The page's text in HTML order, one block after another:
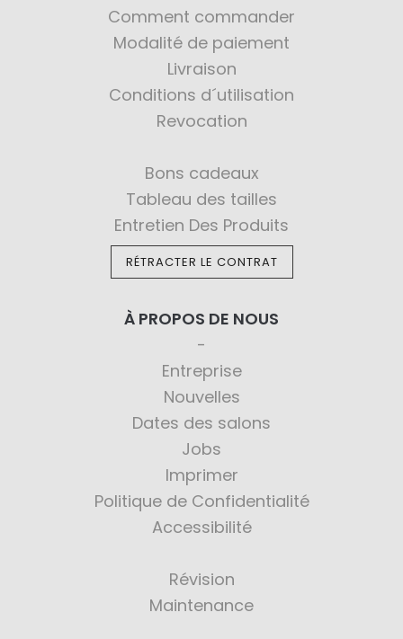
Comment commander
Modalité de paiement
Livraison
Conditions d´utilisation
Revocation
Bons cadeaux
Tableau des tailles
Entretien Des Produits
RÉTRACTER LE CONTRAT
À PROPOS DE NOUS
Entreprise
Nouvelles
Dates des salons
Jobs
Imprimer
Politique de Confidentialité
Accessibilité
Révision
Maintenance